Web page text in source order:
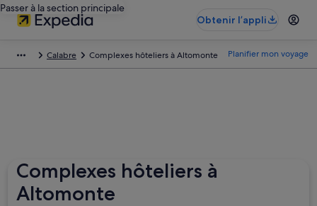
Passer à la section principale
Obtenir l’appli
Calabre Complexes hôteliers à Altomonte Planifier mon voyage
Complexes hôteliers à
Altomonte